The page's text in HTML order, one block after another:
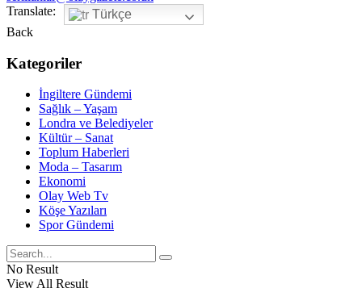
Translate:
Türkçe
Back
Kategoriler
İngiltere Gündemi
Sağlık – Yaşam
Londra ve Belediyeler
Kültür – Sanat
Toplum Haberleri
Moda – Tasarım
Ekonomi
Olay Web Tv
Köşe Yazıları
Spor Gündemi
No Result
View All Result